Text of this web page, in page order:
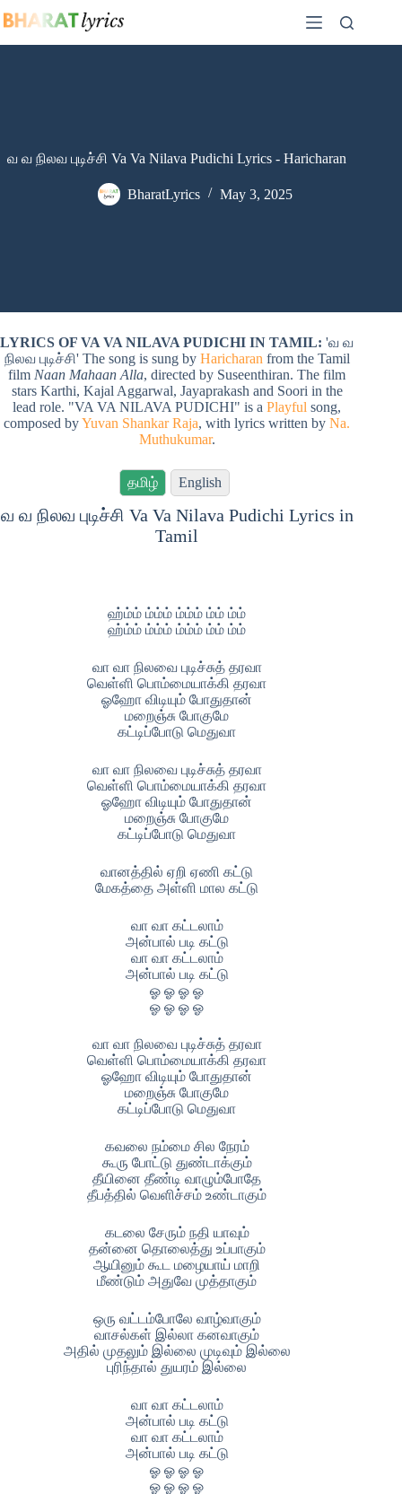
to
வ வ நிலவ புடிச்சி Va Va Nilava Pudichi Lyrics - Haricharan
BharatLyrics May 3, 2025
LYRICS OF VA VA NILAVA PUDICHI IN TAMIL: 'வ வ
நிலவ புடிச்சி' The song is sung by Haricharan from the Tamil
film Naan Mahaan Alla, directed by Suseenthiran. The film
stars Karthi, Kajal Aggarwal, Jayaprakash and Soori in the
lead role. "VA VA NILAVA PUDICHI" is aPlayful song,
composed byYuvan Shankar Raja, with lyrics written byNa.
Muthukumar.
தமிழ் English
வ வ நிலவ புடிச்சி Va Va Nilava Pudichi Lyrics in
Tamil
ஹ்ம்ம் ம்ம்ம் ம்ம்ம் ம்ம் ம்ம்
ஹ்ம்ம் ம்ம்ம் ம்ம்ம் ம்ம் ம்ம்
வா வா நிலவை புடிச்சுத் தரவா
வெள்ளி பொம்மையாக்கி தரவா
ஓஹோ விடியும் போதுதான்
மறைஞ்சு போகுமே
கட்டிப்போடு மெதுவா
வா வா நிலவை புடிச்சுத் தரவா
வெள்ளி பொம்மையாக்கி தரவா
ஓஹோ விடியும் போதுதான்
மறைஞ்சு போகுமே
கட்டிப்போடு மெதுவா
வானத்தில் ஏறி ஏணி கட்டு
மேகத்தை அள்ளி மால கட்டு
வா வா கட்டலாம்
அன்பால் படி கட்டு
வா வா கட்டலாம்
அன்பால் படி கட்டு
ஓ ஓ ஓ ஓ
ஓ ஓ ஓ ஓ
வா வா நிலவை புடிச்சுத் தரவா
வெள்ளி பொம்மையாக்கி தரவா
ஓஹோ விடியும் போதுதான்
மறைஞ்சு போகுமே
கட்டிப்போடு மெதுவா
கவலை நம்மை சில நேரம்
கூரு போட்டு துண்டாக்கும்
தீயினை தீண்டி வாழும்போதே
தீபத்தில் வெளிச்சம் உண்டாகும்
கடலை சேரும் நதி யாவும்
தன்னை தொலைத்து உப்பாகும்
ஆயினும் கூட மழையாய் மாறி
மீண்டும் அதுவே முத்தாகும்
ஒரு வட்டம்போலே வாழ்வாகும்
வாசல்கள் இல்லா கனவாகும்
அதில் முதலும் இல்லை முடிவும் இல்லை
புரிந்தால் துயரம் இல்லை
வா வா கட்டலாம்
அன்பால் படி கட்டு
வா வா கட்டலாம்
அன்பால் படி கட்டு
ஓ ஓ ஓ ஓ
ஓ ஓ ஓ ஓ